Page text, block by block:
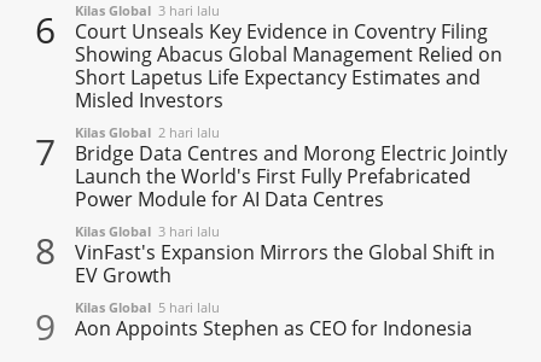
6 Kilas Global 3 hari lalu
Court Unseals Key Evidence in Coventry Filing
Showing Abacus Global Management Relied on
Short Lapetus Life Expectancy Estimates and
Misled Investors
7 Kilas Global 2 hari lalu
Bridge Data Centres and Morong Electric Jointly
Launch the World's First Fully Prefabricated
Power Module for AI Data Centres
8 Kilas Global 3 hari lalu
VinFast's Expansion Mirrors the Global Shift in
EV Growth
9 Kilas Global 5 hari lalu
Aon Appoints Stephen as CEO for Indonesia